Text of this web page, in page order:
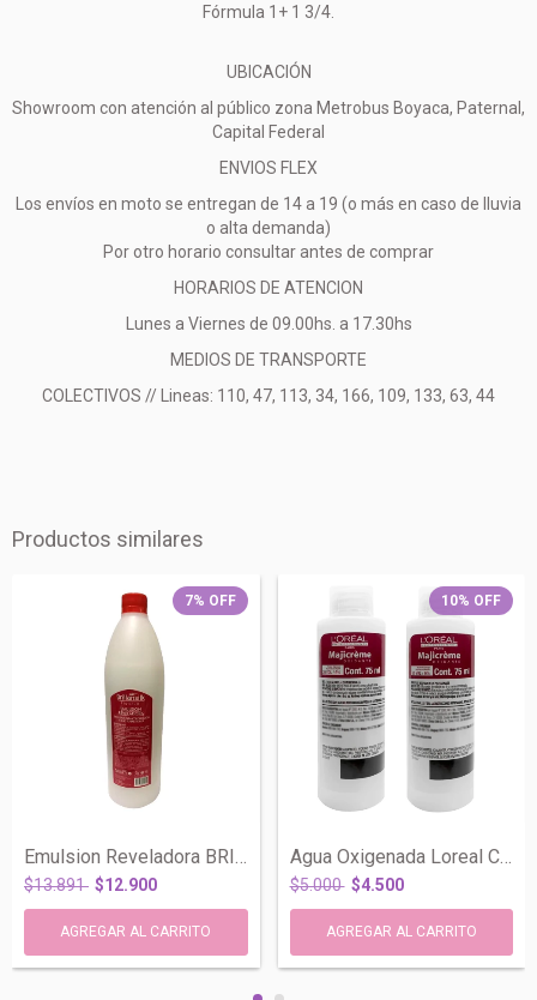
Fórmula 1+ 1 3/4.
UBICACIÓN
Showroom con atención al público zona Metrobus Boyaca, Paternal,
Capital Federal
ENVIOS FLEX
Los envíos en moto se entregan de 14 a 19 (o más en caso de lluvia
o alta demanda)
Por otro horario consultar antes de comprar
HORARIOS DE ATENCION
Lunes a Viernes de 09.00hs. a 17.30hs
MEDIOS DE TRANSPORTE
COLECTIVOS // Lineas: 110, 47, 113, 34, 166, 109, 133, 63, 44
Productos similares
7% OFF
$13.891 $12.900
10% OFF
Agua Oxigenada Loreal Crema Oxidante 20V...
$5.000 $4.500